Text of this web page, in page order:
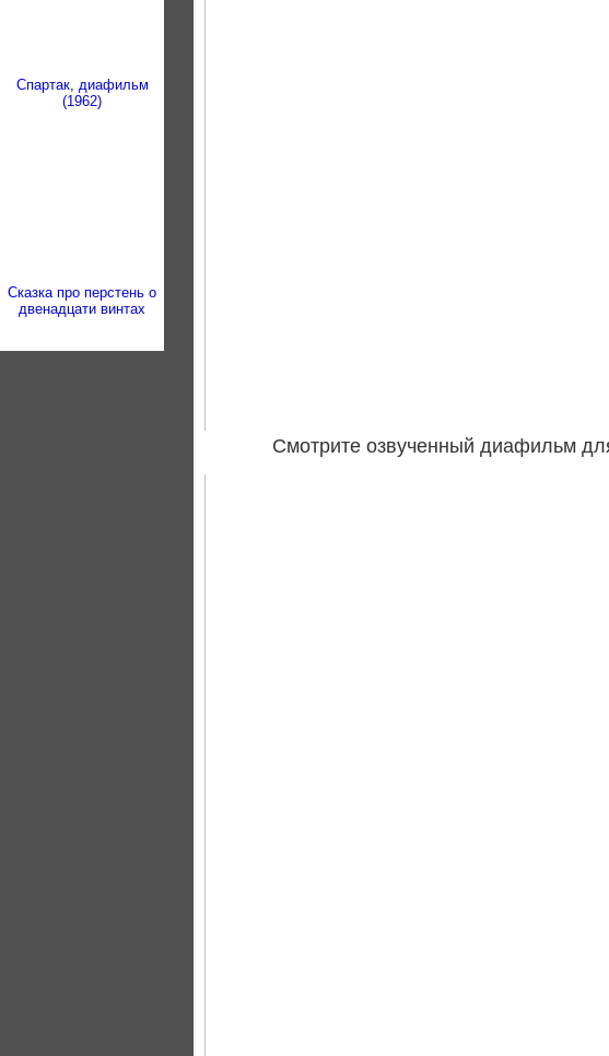
Спартак, диафильм
(1962)
Сказка про перстень о
двенадцати винтах
Смотрите озвученный диафильм